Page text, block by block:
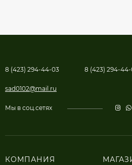
8 (423) 294-44-03 8 (423) 294-
sad0102@mail.ru
Мы в соц.сетях
КОМПАНИЯ